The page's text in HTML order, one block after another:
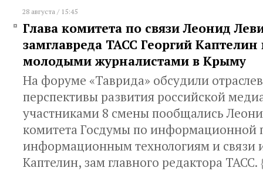
28 августа / 15:45
Глава комитета по связи Леонид
замглавреда ТАСС Георгий Каптелин
молодыми журналистами в Крыму
На форуме «Таврида» обсудили
перспективы развития российской
участниками 8 смены пообщались
комитета Госдумы по информационной
информационным технологиям и связи
Каптелин, зам главного редактора ТАСС.